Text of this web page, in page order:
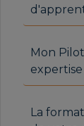
Mon
La